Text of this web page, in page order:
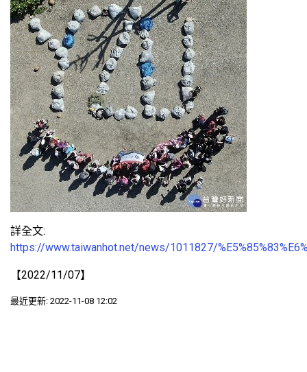
詳全文:
https://www.taiwanhot.net/news/1011827/
【2022/11/07】
最近更新: 2022-11-08 12:02